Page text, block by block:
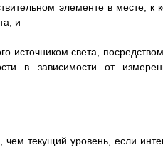
элементе в месте, к
и
источником света,
в зависимости от
текущий уровень, если